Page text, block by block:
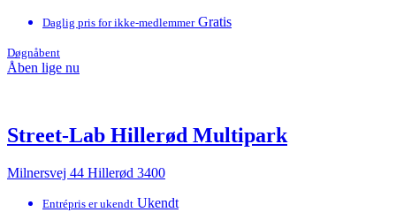
Daglig pris for ikke-medlemmer Gratis
Døgnåbent
Åben lige nu
Street-Lab Hillerød Multipark
Milnersvej 44 Hillerød 3400
Entrépris er ukendt Ukendt